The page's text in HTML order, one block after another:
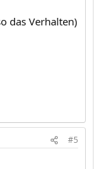
das Verhalten)
#5